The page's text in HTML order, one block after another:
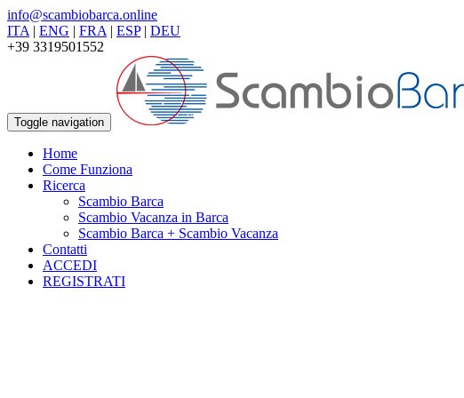
info@scambiobarca.online
ITA | ENG | FRA | ESP| DEU
+39 3319501552
Toggle navigation
Home
Come Funziona
Ricerca
Scambio Barca
Scambio Vacanza in Barca
Scambio Barca + Scambio Vacanza
Contatti
ACCEDI
REGISTRATI